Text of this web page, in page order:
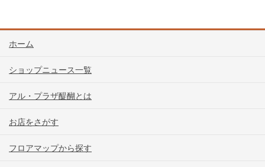
ホーム
ショップニュース一覧
アル・プラザ醍醐とは
お店をさがす
フロアマップから探す